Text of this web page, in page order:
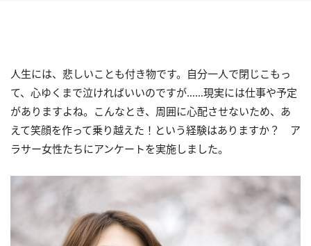
人生には、悲しいことも付き物です。自分一人で閉じこもっ
て、心ゆくまで泣ければいいのですが……現実には仕事や予定
がありますよね。こんなとき、周囲に心配させないため、あ
えて笑顔を作って乗り越えた！という経験はありますか？ ア
ラサー女性たちにアンケートを実施しました。